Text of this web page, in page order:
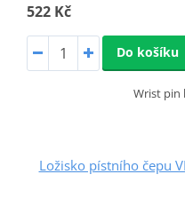
522 Kč
Do košíku
Wrist pin
Ložisko pístního čepu